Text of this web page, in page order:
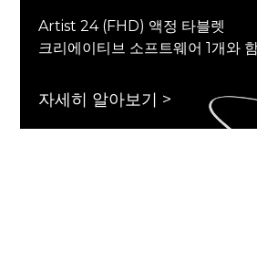
Artist 24 (FHD) 액정 타블렛
크리에이티브 소프트웨어 1개와
자세히 알아보기 >